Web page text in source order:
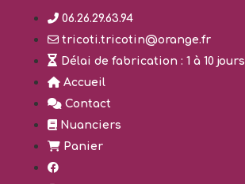
contenu
06.26.29.63.94
tricoti.tricotin@orange.fr
Délai de fabrication : 1 à 10 jours
Accueil
Contact
Nuanciers
Panier